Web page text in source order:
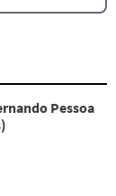
Pessoa